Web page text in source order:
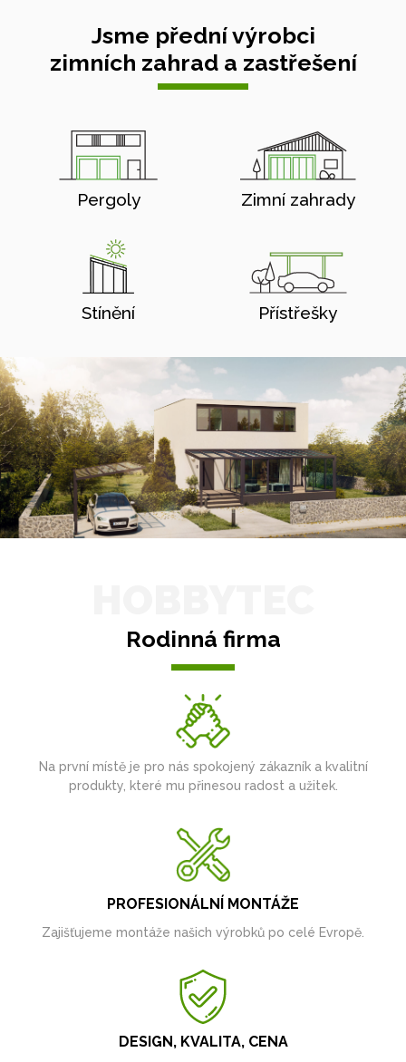
Jsme přední výrobci
zimních zahrad a zastřešení
Pergoly Zimní zahrady
Stínění Přístřešky
Rodinná firma
Na první místě je pro nás spokojený zákazník a kvalitní
produkty, které mu přinesou radost a užitek.
PROFESIONÁLNÍ MONTÁŽE
Zajišťujeme montáže našich výrobků po celé Evropě.
DESIGN, KVALITA, CENA